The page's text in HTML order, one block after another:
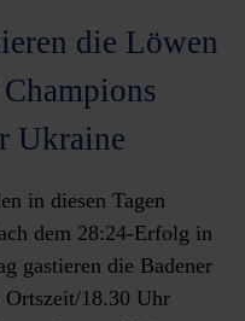
die Löwen
Ukraine
in diesen Tagen
dem 28:24-Erfolg in
gastieren die Badener
Ortszeit/18.30 Uhr